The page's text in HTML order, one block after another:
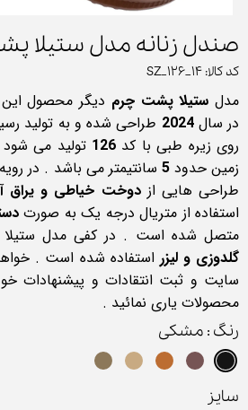
صندل زنانه مدل ستیلا
کد کالا: SZ_126_14
مدل ستیلا پشت چرم دیگر محصول
در سال2024 طراحی شده و به تولید
روی زیره طبی با کد 126 تولید می شود
زمین حدود5 سانتیمتر می باشد . در
طراحی هایی ازدوخت خیاطی و یراق
استفاده از متریال درجه یک به صورت
متصل شده است . در کفی مدل
گلدوزی و لیزر استفاده شده است .
سایت و ثبت انتقادات و پیشنهادات خود
محصولات یاری نمائید .
رنگ : مشکی
سایز